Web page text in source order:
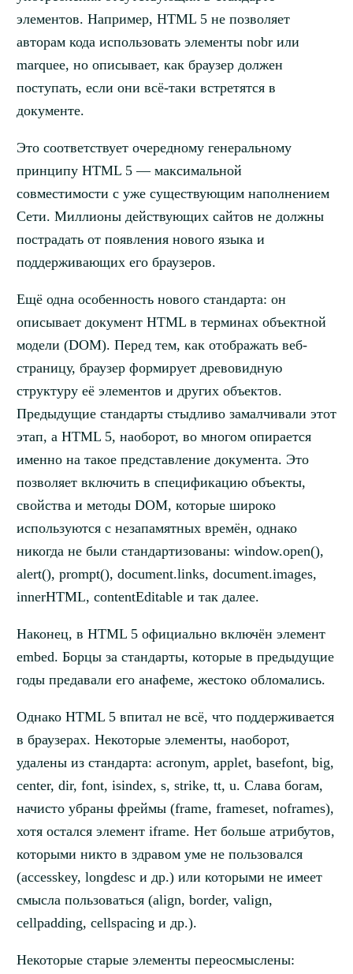
элементов. Например, HTML 5 не позволяет
авторам кода использовать элементы nobr или
marquee, но описывает, как браузер должен
поступать, если они всё-таки встретятся в
документе.
Это соответствует очередному генеральному
принципу HTML 5 — максимальной
совместимости с уже существующим наполнением
Сети. Миллионы действующих сайтов не должны
пострадать от появления нового языка и
поддерживающих его браузеров.
Ещё одна особенность нового стандарта: он
описывает документ HTML в терминах объектной
модели (DOM). Перед тем, как отображать веб-
страницу, браузер формирует древовидную
структуру её элементов и других объектов.
Предыдущие стандарты стыдливо замалчивали этот
этап, а HTML 5, наоборот, во многом опирается
именно на такое представление документа. Это
позволяет включить в спецификацию объекты,
свойства и методы DOM, которые широко
используются с незапамятных времён, однако
никогда не были стандартизованы: window.open(),
alert(), prompt(), document.links, document.images,
innerHTML, contentEditable и так далее.
Наконец, в HTML 5 официально включён элемент
embed. Борцы за стандарты, которые в предыдущие
годы предавали его анафеме, жестоко обломались.
Однако HTML 5 впитал не всё, что поддерживается
в браузерах. Некоторые элементы, наоборот,
удалены из стандарта: acronym, applet, basefont, big,
center, dir, font, isindex, s, strike, tt, u. Слава богам,
начисто убраны фреймы (frame, frameset, noframes),
хотя остался элемент iframe. Нет больше атрибутов,
которыми никто в здравом уме не пользовался
(accesskey, longdesc и др.) или которыми не имеет
смысла пользоваться (align, border, valign,
cellpadding, cellspacing и др.).
Некоторые старые элементы переосмыслены: